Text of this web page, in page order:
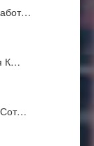
К…
Сот…